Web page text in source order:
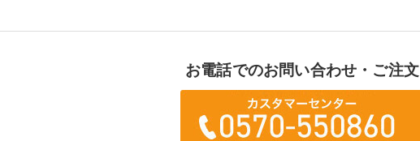
お電話でのお問い合わせ・ご注文